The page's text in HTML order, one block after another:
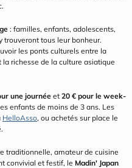
: familles, enfants, adolescents,
trouveront tous leur bonheur.
les ponts culturels entre la
richesse de la culture asiatique
une journée et 20 € pour le week-
enfants de moins de 3 ans. Les
HelloAsso, ou achetés sur place le
traditionnelle, amateur de cuisine
convivial et festif, le Madin' Japan